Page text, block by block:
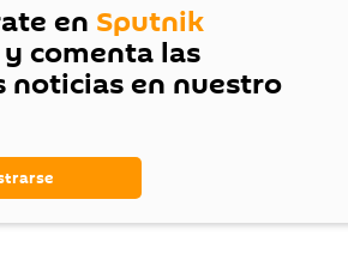
en Sputnik
y comenta las
noticias en nuestro